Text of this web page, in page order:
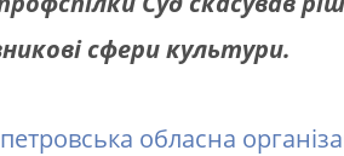
сфери культури.
обласна